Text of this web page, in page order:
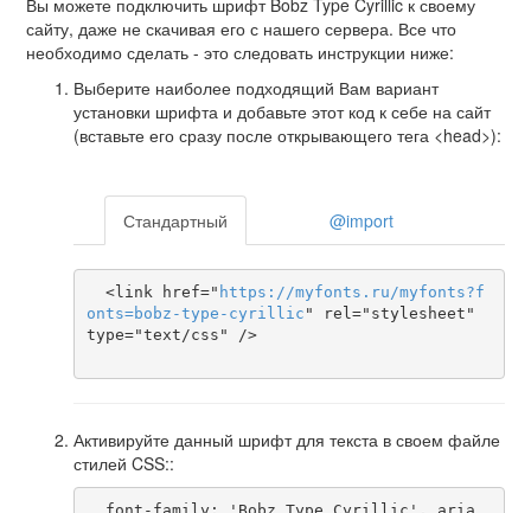
Вы можете подключить шрифт Bobz Type Cyrillic к своему
сайту, даже не скачивая его с нашего сервера. Все что
необходимо сделать - это следовать инструкции ниже:
Выберите наиболее подходящий Вам вариант
установки шрифта и добавьте этот код к себе на сайт
(вставьте его сразу после открывающего тега <head>):
Стандартный @import
  <link href="
https ://myfonts . ru /myfonts?f
onts=bobz-type-cyrillic " rel="stylesheet"
type="text/css" />
Активируйте данный шрифт для текста в своем файле
стилей CSS::